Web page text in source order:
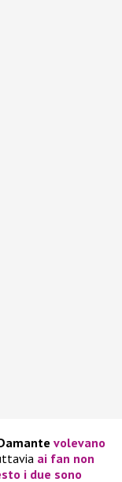
volevano
ai fan non
i due sono